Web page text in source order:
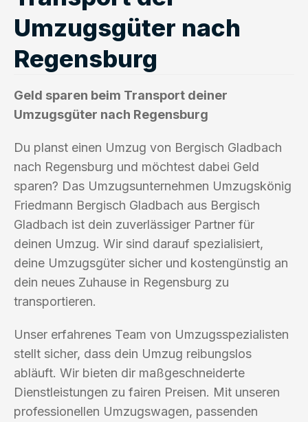
Umzugsgüter nach
Regensburg
Geld sparen beim Transport deiner
Umzugsgüter nach Regensburg
Du planst einen Umzug von Bergisch Gladbach
nach Regensburg und möchtest dabei Geld
sparen? Das Umzugsunternehmen Umzugskönig
Friedmann Bergisch Gladbach aus Bergisch
Gladbach ist dein zuverlässiger Partner für
deinen Umzug. Wir sind darauf spezialisiert,
deine Umzugsgüter sicher und kostengünstig an
dein neues Zuhause in Regensburg zu
transportieren.
Unser erfahrenes Team von Umzugsspezialisten
stellt sicher, dass dein Umzug reibungslos
abläuft. Wir bieten dir maßgeschneiderte
Dienstleistungen zu fairen Preisen. Mit unseren
professionellen Umzugswagen, passenden